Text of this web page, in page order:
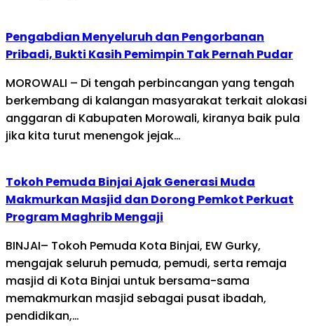
Pengabdian Menyeluruh dan Pengorbanan
Pribadi, Bukti Kasih Pemimpin Tak Pernah Pudar
MOROWALI – Di tengah perbincangan yang tengah
berkembang di kalangan masyarakat terkait alokasi
anggaran di Kabupaten Morowali, kiranya baik pula
jika kita turut menengok jejak…
Tokoh Pemuda Binjai Ajak Generasi Muda
Makmurkan Masjid dan Dorong Pemkot Perkuat
Program Maghrib Mengaji
BINJAI– Tokoh Pemuda Kota Binjai, EW Gurky,
mengajak seluruh pemuda, pemudi, serta remaja
masjid di Kota Binjai untuk bersama-sama
memakmurkan masjid sebagai pusat ibadah,
pendidikan,…